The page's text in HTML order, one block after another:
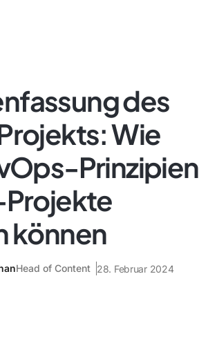
des
Wie
Prinzipien
können
Head of Content 28. Februar 2024